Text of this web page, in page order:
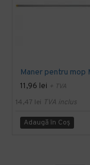
11,96 lei + TVA
14,47 lei TVA inclus
Adaugă în Coş